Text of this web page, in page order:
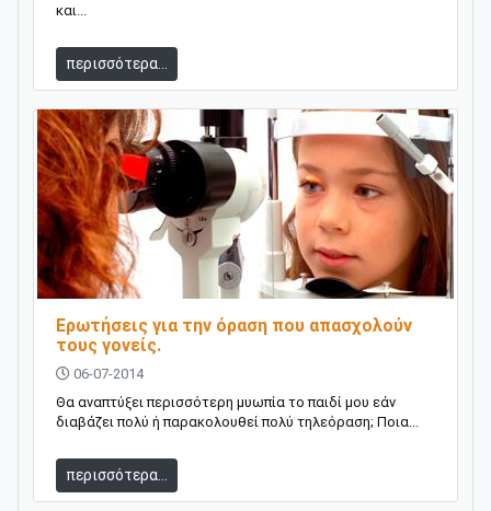
και...
περισσότερα...
Ερωτήσεις για την όραση που απασχολούν
τους γονείς.
06-07-2014
Θα αναπτύξει περισσότερη μυωπία το παιδί μου εάν
διαβάζει πολύ ή παρακολουθεί πολύ τηλεόραση; Ποια...
περισσότερα...